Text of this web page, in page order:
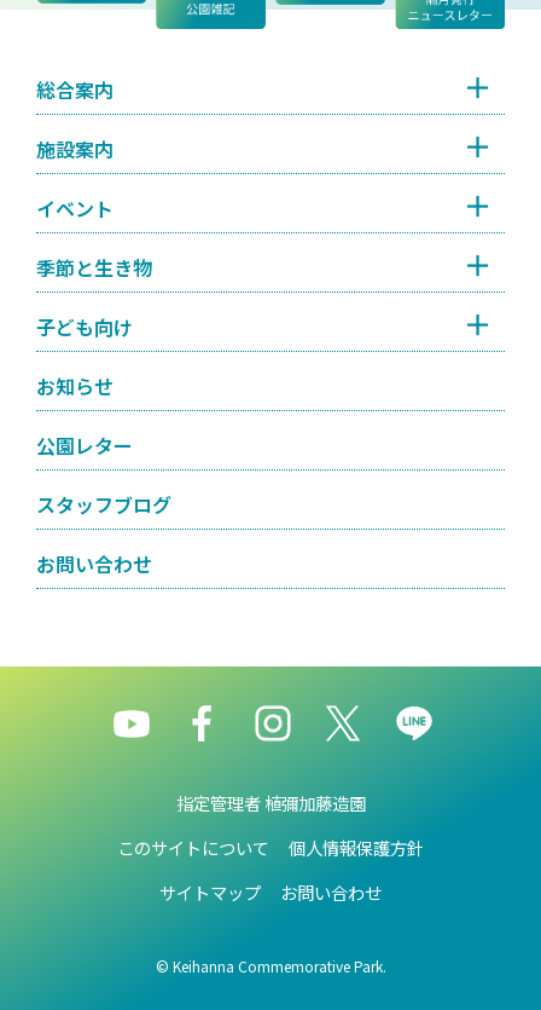
総合案内
施設案内
イベント
季節と生き物
子ども向け
お知らせ
公園レター
スタッフブログ
お問い合わせ
指定管理者 植彌加藤造園
このサイトについて
個人情報保護方針
サイトマップ
お問い合わせ
© Keihanna Commemorative Park.